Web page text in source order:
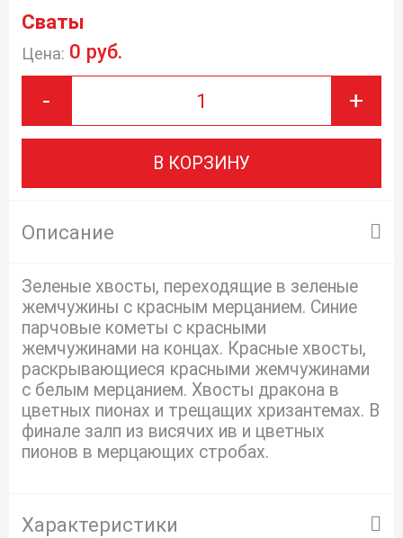
Сваты
Цена: 0 руб.
- +
В КОРЗИНУ
Описание
Зеленые хвосты, переходящие в зеленые
жемчужины с красным мерцанием. Синие
парчовые кометы с красными
жемчужинами на концах. Красные хвосты,
раскрывающиеся красными жемчужинами
с белым мерцанием. Хвосты дракона в
цветных пионах и трещащих хризантемах. В
финале залп из висячих ив и цветных
пионов в мерцающих стробах.
Характеристики